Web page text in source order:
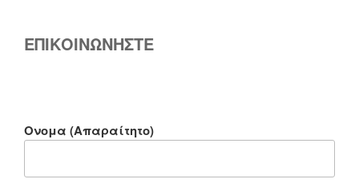
ΕΠΙΚΟΙΝΩΝΗΣΤΕ
Ονομα (Απαραίτητο)